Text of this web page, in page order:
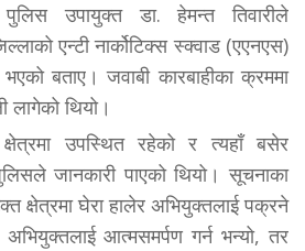
पुलिस उपायुक्त डा. हेमन्त तिवारीले
एन्टी नार्कोटिक्स स्क्वाड (एएनएस)
बताए। जवाबी कारबाहीका क्रममा
लागेको थियो।
उपस्थित रहेको र त्यहाँ बसेर
जानकारी पाएको थियो। सूचनाका
क्षेत्रमा घेरा हालेर अभियुक्तलाई पक्रने
आत्मसमर्पण गर्न भन्यो, तर